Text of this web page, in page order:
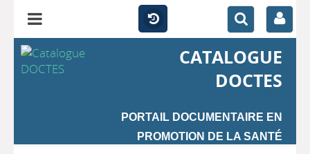
CATALOGUE
DOCTES
PORTAIL DOCUMENTAIRE EN
PROMOTION DE LA SANTÉ